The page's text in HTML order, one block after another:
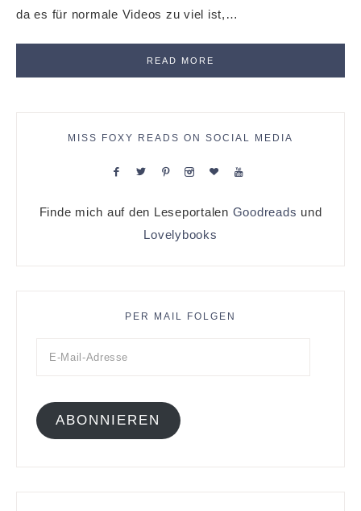
da es für normale Videos zu viel ist,…
READ MORE
MISS FOXY READS ON SOCIAL MEDIA
Finde mich auf den Leseportalen Goodreads und
Lovelybooks
PER MAIL FOLGEN
ABONNIEREN